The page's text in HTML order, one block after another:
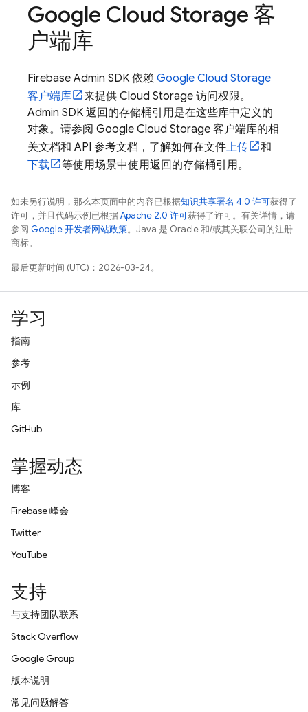
Google Cloud Storage 客
户端库
Firebase Admin SDK 依赖 Google Cloud Storage
客户端库
来提供 Cloud Storage 访问权限。
Admin SDK 返回的存储桶引用是在这些库中定义的
对象。请参阅 Google Cloud Storage 客户端库的相
关文档和 API 参考文档，了解如何在文件上传
和
下载
等使用场景中使用返回的存储桶引用。
如未另行说明，那么本页面中的内容已根据知识共享署名 4.0 许可获得了
许可，并且代码示例已根据Apache 2.0 许可获得了许可。有关详情，请
参阅 Google 开发者网站政策。Java 是 Oracle 和/或其关联公司的注册
商标。
最后更新时间 (UTC)：2026-03-24。
学习
指南
参考
示例
库
GitHub
掌握动态
博客
Firebase 峰会
Twitter
YouTube
支持
与支持团队联系
Stack Overflow
Google Group
版本说明
常见问题解答